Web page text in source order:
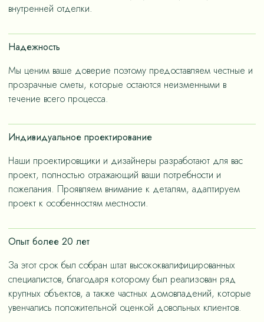
членов семьи.
– не только эстетичные, но и долговечные, как за
счет дизайнерских решений, ориентированных на
«медленную моду».
внутренней отделки.
Надежность
Мы ценим ваше доверие поэтому предоставляем честные и
прозрачные сметы, которые остаются неизменными в
течение всего процесса.
Индивидуальное проектирование
Наши проектировщики и дизайнеры разработают для вас
проект, полностью отражающий ваши потребности и
пожелания. Проявляем внимание к деталям, адаптируем
проект к особенностям местности.
Опыт более 20 лет
За этот срок был собран штат высококвалифицированных
специалистов, благодаря которому был реализован ряд
крупных объектов, а также частных домовладений, которые
увенчались положительной оценкой довольных клиентов.